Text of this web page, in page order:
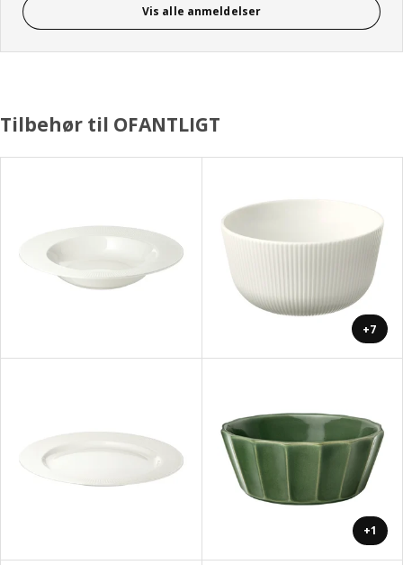
Vis alle anmeldelser
Tilbehør til OFANTLIGT
+7
+1